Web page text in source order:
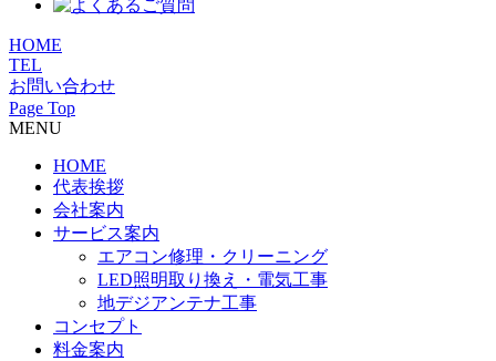
HOME
TEL
お問い合わせ
Page Top
MENU
HOME
代表挨拶
会社案内
サービス案内
エアコン修理・クリーニング
LED照明取り換え・電気工事
地デジアンテナ工事
コンセプト
料金案内